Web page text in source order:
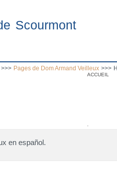
Scourmont
ACCUEIL
>>> Pages de Dom Armand Veilleux >>>
en español.